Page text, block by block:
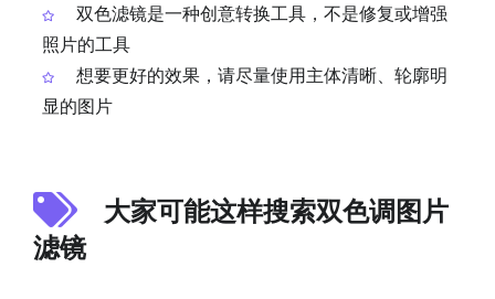
双色滤镜是一种创意转换工具，不是修复或增强
照片的工具
想要更好的效果，请尽量使用主体清晰、轮廓明
显的图片
大家可能这样搜索双色调图片
滤镜